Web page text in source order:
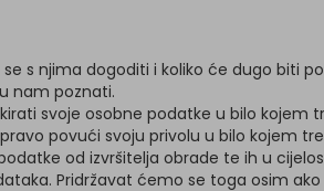
s njima dogoditi i koliko će dugo biti
nam poznati.
svoje osobne podatke u bilo kojem
povući svoju privolu u bilo kojem
od izvršitelja obrade te ih u
Pridržavat ćemo se toga osim